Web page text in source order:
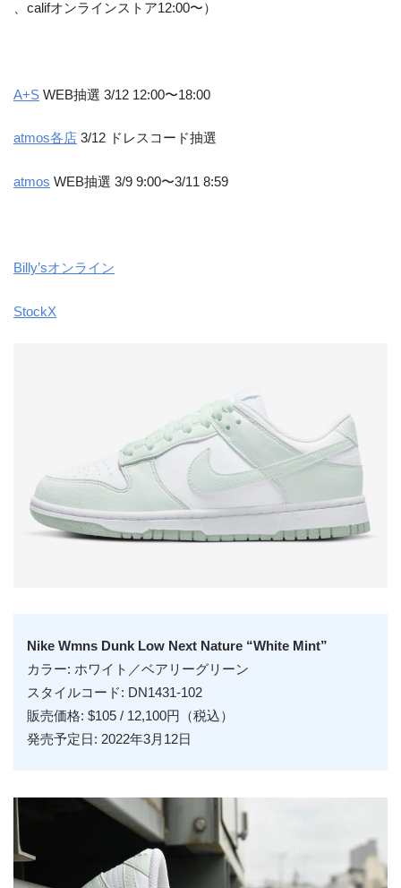
、califオンラインストア12:00〜）
A+S WEB抽選 3/12 12:00〜18:00
atmos各店 3/12 ドレスコード抽選
atmos WEB抽選 3/9 9:00〜3/11 8:59
Billy’sオンライン
StockX
Nike Wmns Dunk Low Next Nature “White Mint”
カラー: ホワイト／ベアリーグリーン
スタイルコード: DN1431-102
販売価格: $105 / 12,100円（税込）
発売予定日: 2022年3月12日